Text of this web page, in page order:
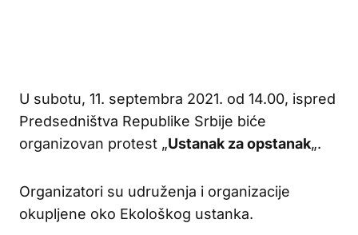
U subotu, 11. septembra 2021. od 14.00, ispred
Predsedništva Republike Srbije biće
organizovan protest „Ustanak za opstanak„.
Organizatori su udruženja i organizacije
okupljene oko Ekološkog ustanka.